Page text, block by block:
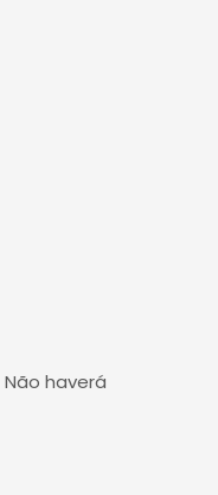
Não haverá